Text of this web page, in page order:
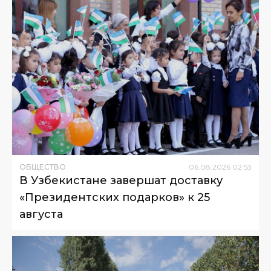
ОБЩЕСТВО 06 08 2026 02:53
В Узбекистане завершат доставку
«Президентских подарков» к 25
августа